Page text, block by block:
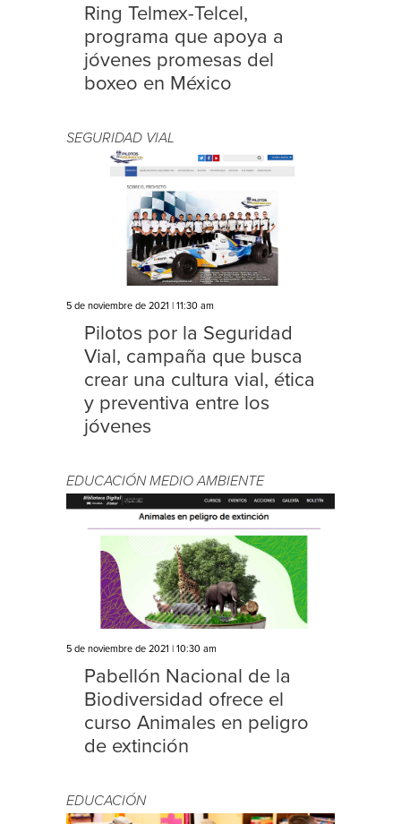
Ring Telmex-Telcel,
programa que apoya a
jóvenes promesas del
boxeo en México
SEGURIDAD VIAL
5 de noviembre de 2021 | 11:30 am
Pilotos por la Seguridad
Vial, campaña que busca
crear una cultura vial, ética
y preventiva entre los
jóvenes
EDUCACIÓN MEDIO AMBIENTE
5 de noviembre de 2021 | 10:30 am
Pabellón Nacional de la
Biodiversidad ofrece el
curso Animales en peligro
de extinción
EDUCACIÓN